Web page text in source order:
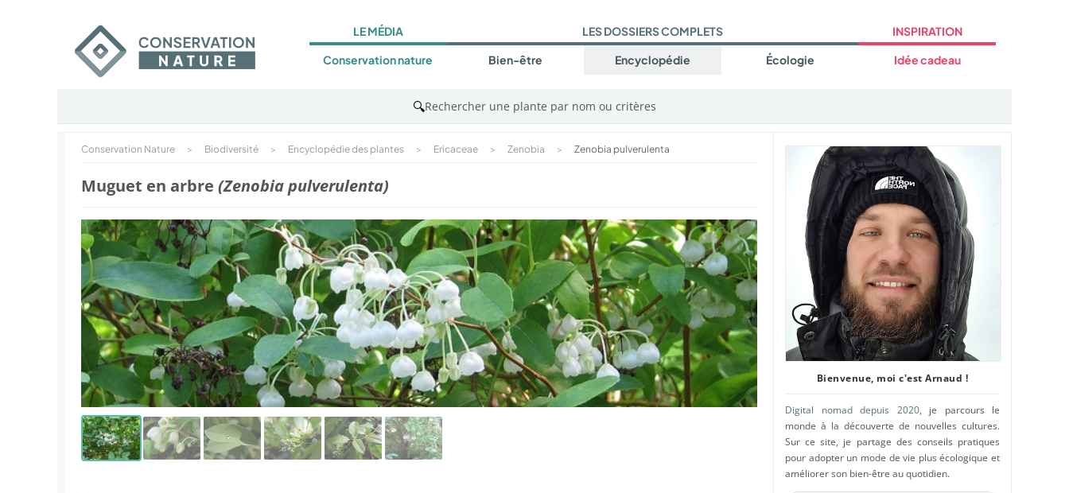
LE MÉDIA
Conservation nature
LES DOSSIERS COMPLETS
Bien-être Encyclopédie Écologie
INSPIRATION
Idée cadeau
🔍Rechercher une plante par nom ou critères
Conservation Nature > Biodiversité > Encyclopédie des plantes > Ericaceae > Zenobia > Zenobia pulverulenta
Muguet en arbre (Zenobia pulverulenta)
Bienvenue, moi c'est Arnaud !
Digital nomad depuis 2020, je parcours le
monde à la découverte de nouvelles cultures.
Sur ce site, je partage des conseils pratiques
pour adopter un mode de vie plus écologique et
améliorer son bien-être au quotidien.